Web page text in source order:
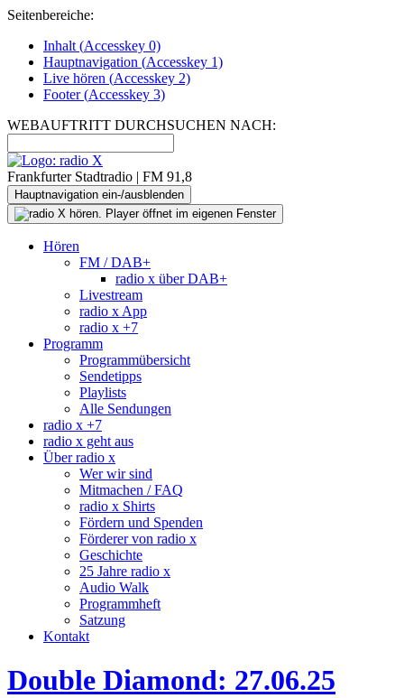
Seitenbereiche:
Inhalt (Accesskey 0)
Hauptnavigation (Accesskey 1)
Live hören (Accesskey 2)
Footer(Accesskey 3)
WEBAUFTRITT DURCHSUCHEN NACH:
Frankfurter Stadtradio | FM 91,8
Hauptnavigation ein-/ausblenden
Hören
FM / DAB+
radio x über DAB+
Livestream
radio x App
radio x +7
Programm
Programmübersicht
Sendetipps
Playlists
Alle Sendungen
radio x +7
radio x geht aus
Über radio x
Wer wir sind
Mitmachen / FAQ
radio x Shirts
Fördern und Spenden
Förderer von radio x
Geschichte
25 Jahre radio x
Audio Walk
Programmheft
Satzung
Kontakt
Double Diamond: 27.06.25